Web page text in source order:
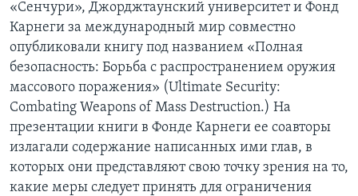
Learning English
СОЦИАЛЬНЫЕ СЕТИ
Языки
«Сенчури», Джорджтаунский университет и Фонд
Карнеги за международный мир совместно
опубликовали книгу под названием «Полная
безопасность: Борьба с распространением оружия
массового поражения» (Ultimate Security:
Combating Weapons of Mass Destruction.) На
презентации книги в Фонде Карнеги ее соавторы
излагали содержание написанных ими глав, в
которых они представляют свою точку зрения на то,
какие меры следует принять для ограничения